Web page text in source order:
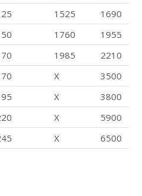
1525
1690
1760
1955
1985
2210
X
3500
X
3800
X
5900
X 6500